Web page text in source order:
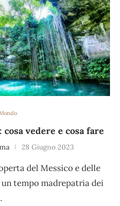
vedere e cosa fare
28 Giugno 2023
del Messico e delle
tempo madrepatria dei